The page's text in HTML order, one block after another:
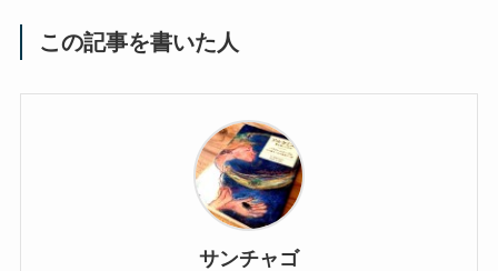
この記事を書いた人
サンチャゴ